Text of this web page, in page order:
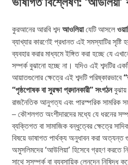
কুরআনের আরবি শব্দ আওলিয়াযেটি আসলে
ব্যাখ্যার কারণেই প্রধানত এই সমস্যাটির
ব্যবহার করার মাধ্যমে ইঙ্গিত করা হচ্ছে যে
সম্পর্ক বুঝানো হচ্ছে না। যদিও এই শব্দটির
আয়াতগুলোর ক্ষেত্রে এই শব্দটি পরিষ্কারভাবে
“পৃষ্ঠপোষক বা সুরক্ষা প্রদানকারী” সংগঠন
রাজনৈতিক আনুগত্য এবং পারস্পরিক সামরিক
– কৌশলগত অংশীদারদের মধ্যে যে ধরনের
ব্যক্তিগত বা সামাজিক বন্ধুত্বের ক্ষেত্রে
বিষয়ে ভাষাগত পার্থক্য অনুধাবন করা
অমুসলিমদের ‘আউলিয়া’ হিসেবে গ্রহণ করতে
সাথে সুসম্পর্ক বা ব্যবসায়িক লেনদেন নিষিদ্ধ